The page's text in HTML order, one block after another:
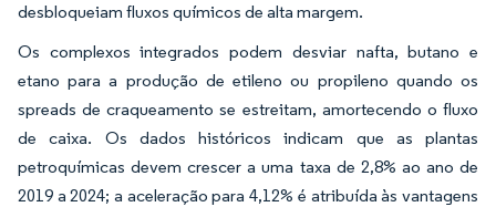
desbloqueiam fluxos químicos de alta margem.
Os complexos integrados podem desviar nafta, butano e
etano para a produção de etileno ou propileno quando os
spreads de craqueamento se estreitam, amortecendo o fluxo
de caixa. Os dados históricos indicam que as plantas
petroquímicas devem crescer a uma taxa de 2,8% ao ano de
2019 a 2024; a aceleração para 4,12% é atribuída às vantagens